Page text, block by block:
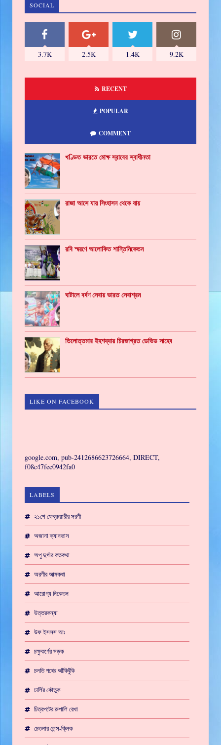
SOCIAL
3.7K 2.5K 1.4K 9.2K
RECENT
POPULAR
COMMENT
খণ্ডিত ভারতে মোক্ষ স্রাবের স্বাধীনতা
রাজা আসে যায় সিংহাসন থেকে যায়
রবি স্মরণে আলোকিত শান্তিনিকেতন
ঘাটালে বর্ষণ সেবায় ভারত সেবাশ্রম
তিলোত্তমার ইহশয্যায় চিরজাগ্রত ডেভিড সাহেব
LIKE ON FACEBOOK
google.com, pub-2412686623726664, DIRECT,
f08c47fec0942fa0
LABELS
২১শে ফেব্রুয়ারীর সরণী
অজানা ক্যানভাস
অপু দুর্গার কতকথা
অরণীর আত্মকথা
আরোগ্য নিকেতন
উত্তরকন্যা
উফ ইসসস আঃ
চক্ষুকর্ণের সড়ক
চলতি পথের আঁকিবুঁকি
চার্লির কৌতুক
চিত্রপটের রুপালি রেখা
চেতনার লেন্স-ক্লিক